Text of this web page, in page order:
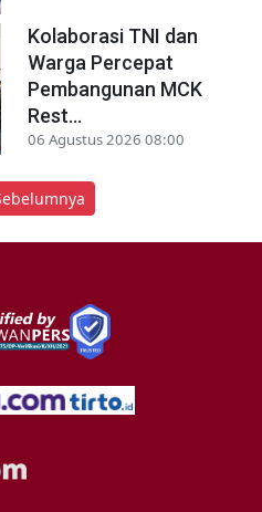
Kolaborasi TNI dan
Warga Percepat
Pembangunan MCK
Rest...
06 Agustus 2026 08:00